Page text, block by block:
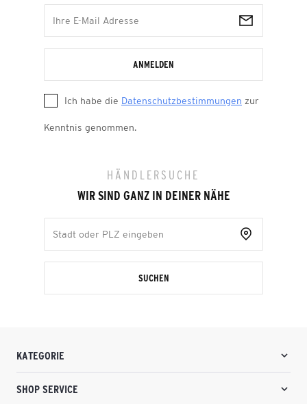
ANMELDEN
Ich habe die Datenschutzbestimmungen zur
Kenntnis genommen.
HÄNDLERSUCHE
WIR SIND GANZ IN DEINER NÄHE
SUCHEN
KATEGORIE
SHOP SERVICE